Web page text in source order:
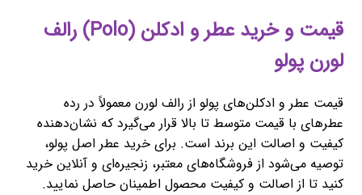
قیمت و خرید عطر و ادکلن (Polo) رالف
لورن پولو
قیمت عطر و ادکلن‌های پولو از رالف لورن معمولاً در رده
عطرهای با قیمت متوسط تا بالا قرار می‌گیرد که نشان‌دهنده
کیفیت و اصالت این برند است. برای خرید عطر اصل پولو،
توصیه می‌شود از فروشگاه‌های معتبر، زنجیره‌ای و آنلاین خرید
کنید تا از اصالت و کیفیت محصول اطمینان حاصل نمایید.